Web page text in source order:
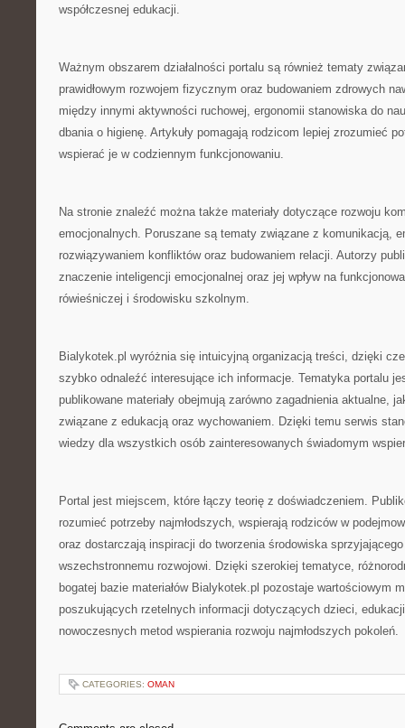
współczesnej edukacji.
Ważnym obszarem działalności portalu są również tematy
prawidłowym rozwojem fizycznym oraz budowaniem zdrowych
między innymi aktywności ruchowej, ergonomii stanowiska do
dbania o higienę. Artykuły pomagają rodzicom lepiej zrozumieć
wspierać je w codziennym funkcjonowaniu.
Na stronie znaleźć można także materiały dotyczące rozwoju
emocjonalnych. Poruszane są tematy związane z komunikacją,
rozwiązywaniem konfliktów oraz budowaniem relacji. Autorzy
znaczenie inteligencji emocjonalnej oraz jej wpływ na
rówieśniczej i środowisku szkolnym.
Bialykotek.pl wyróżnia się intuicyjną organizacją treści, dzięki
szybko odnaleźć interesujące ich informacje. Tematyka portalu
publikowane materiały obejmują zarówno zagadnienia aktualne,
związane z edukacją oraz wychowaniem. Dzięki temu serwis
wiedzy dla wszystkich osób zainteresowanych świadomym
Portal jest miejscem, które łączy teorię z doświadczeniem.
rozumieć potrzeby najmłodszych, wspierają rodziców w
oraz dostarczają inspiracji do tworzenia środowiska
wszechstronnemu rozwojowi. Dzięki szerokiej tematyce,
bogatej bazie materiałów Bialykotek.pl pozostaje wartościowym
poszukujących rzetelnych informacji dotyczących dzieci,
nowoczesnych metod wspierania rozwoju najmłodszych pokoleń.
CATEGORIES: OMAN